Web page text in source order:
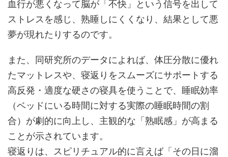
血行が悪くなって脳が「不快」という信号を出して
ストレスを感じ、熟睡しにくくなり、結果として悪
夢が現れたりするのです。
また、同研究所のデータによれば、体圧分散に優れ
たマットレスや、寝返りをスムーズにサポートする
高反発・適度な硬さの寝具を使うことで、睡眠効率
（ベッドにいる時間に対する実際の睡眠時間の割
合）が劇的に向上し、主観的な「熟眠感」が高まる
ことが示されています。
寝返りは、スピリチュアル的に言えば「その日に溜